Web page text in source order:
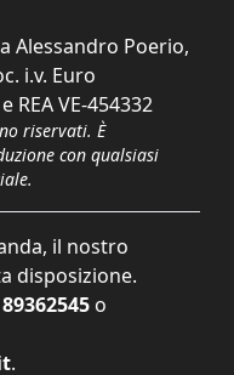
Alessandro Poerio,
i.v. Euro
REA VE-454332
riservati. È
con qualsiasi
il nostro
disposizione.
o
.